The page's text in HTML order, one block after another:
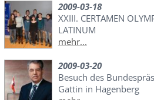
2009-03-18
XXIII. CERTAMEN
LATINUM
mehr...
2009-03-20
Besuch des
Gattin in Hagenberg